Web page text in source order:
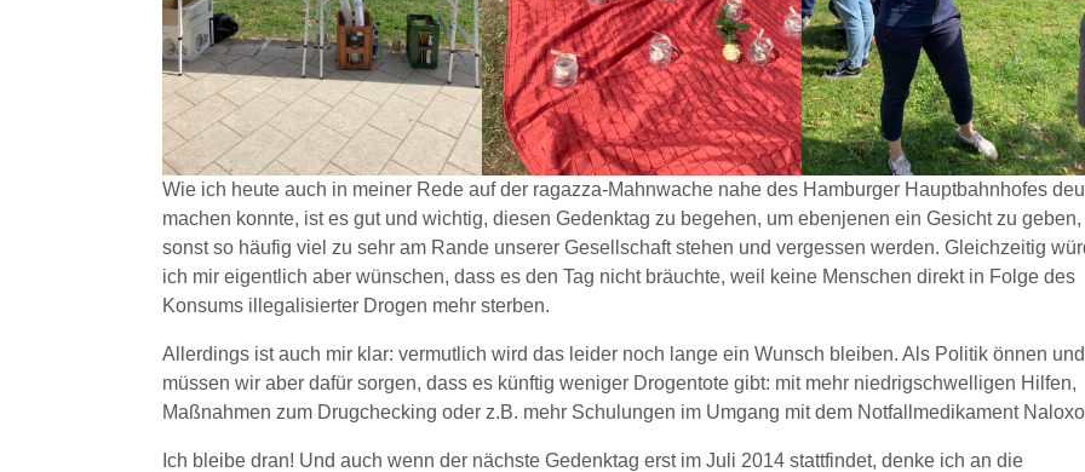
Wie ich heute auch in meiner Rede auf der ragazza-Mahnwache nahe des Hamburger Hauptbahnhofes
machen konnte, ist es gut und wichtig, diesen Gedenktag zu begehen, um ebenjenen ein Gesicht zu
sonst so häufig viel zu sehr am Rande unserer Gesellschaft stehen und vergessen werden. Gleichzeitig
ich mir eigentlich aber wünschen, dass es den Tag nicht bräuchte, weil keine Menschen direkt in Folge des
Konsums illegalisierter Drogen mehr sterben.
Allerdings ist auch mir klar: vermutlich wird das leider noch lange ein Wunsch bleiben. Als Politik önnen und
müssen wir aber dafür sorgen, dass es künftig weniger Drogentote gibt: mit mehr niedrigschwelligen Hilfen,
Maßnahmen zum Drugchecking oder z.B. mehr Schulungen im Umgang mit dem Notfallmedikament
Ich bleibe dran! Und auch wenn der nächste Gedenktag erst im Juli 2014 stattfindet, denke ich an die